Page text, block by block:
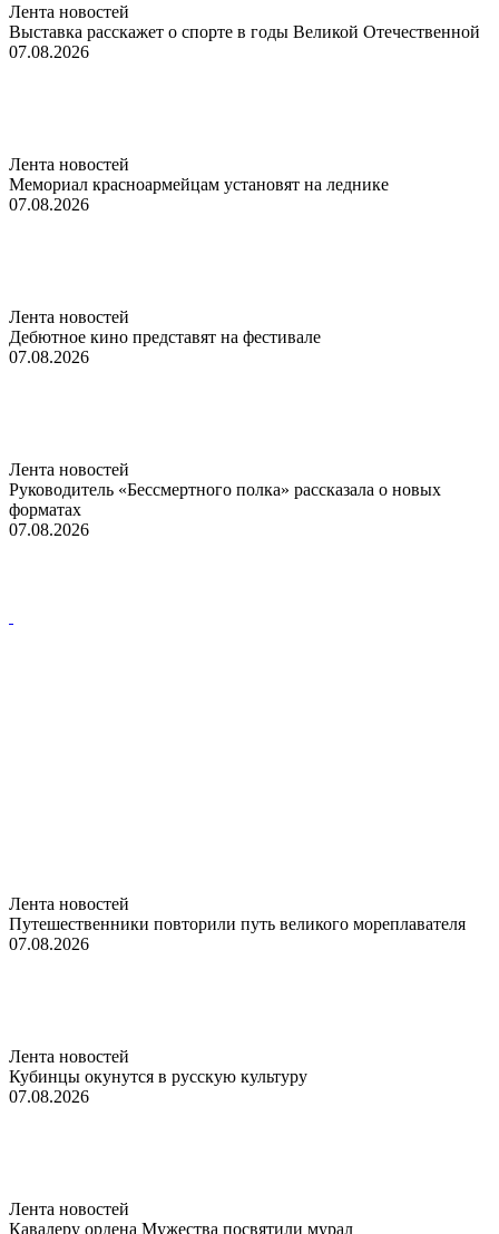
Лента новостей
Выставка расскажет о спорте в годы Великой Отечественной
07.08.2026
Лента новостей
Мемориал красноармейцам установят на леднике
07.08.2026
Лента новостей
Дебютное кино представят на фестивале
07.08.2026
Лента новостей
Руководитель «Бессмертного полка» рассказала о новых
форматах
07.08.2026
Лента новостей
Путешественники повторили путь великого мореплавателя
07.08.2026
Лента новостей
Кубинцы окунутся в русскую культуру
07.08.2026
Лента новостей
Кавалеру ордена Мужества посвятили мурал